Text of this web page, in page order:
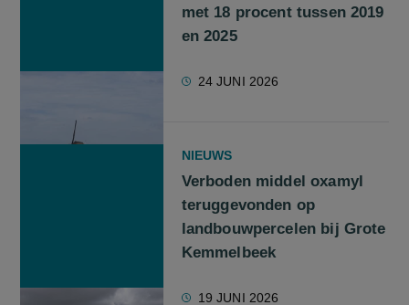
met 18 procent tussen 2019
en 2025
24 JUNI 2026
NIEUWS
Verboden middel oxamyl
teruggevonden op
landbouwpercelen bij Grote
Kemmelbeek
19 JUNI 2026